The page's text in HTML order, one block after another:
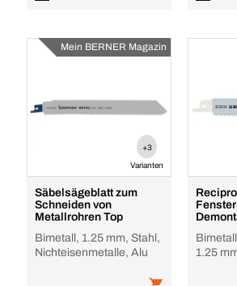
Mein BERNER Magazin
+3
Varianten
Säbelsägeblatt zum
Schneiden von
Metallrohren Top
Bimetall, 1.25 mm, Stahl,
Nichteisenmetalle, Alu
1.25